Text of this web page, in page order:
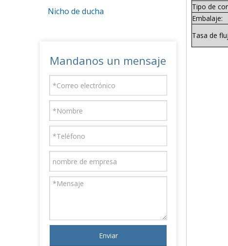
Nicho de ducha
Mandanos un mensaje
Enviar
Tipo de
Embalaje:
Tasa de